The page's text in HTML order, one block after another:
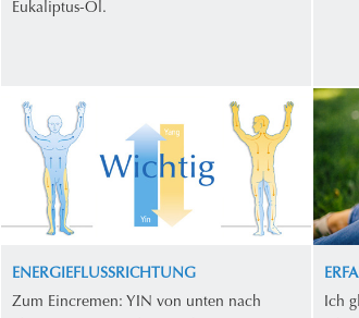
Eukaliptus-Öl.
ENERGIEFLUSSRICHTUNG
Zum Eincremen: YIN von unten nach
Ich